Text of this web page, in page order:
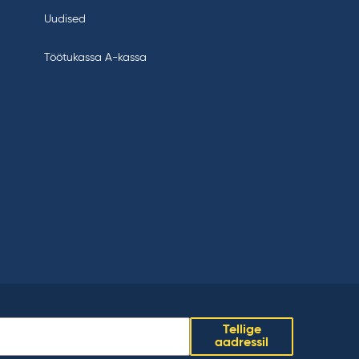
Uudised
Töötukassa A-kassa
Tellige
aadressil